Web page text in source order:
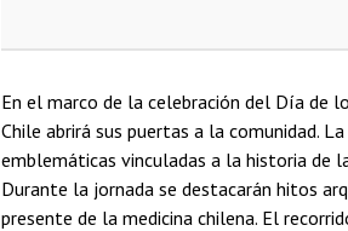
En el marco de la celebración del Día de
Chile abrirá sus puertas a la comunidad.
emblemáticas vinculadas a la historia de
Durante la jornada se destacarán hitos
presente de la medicina chilena. El